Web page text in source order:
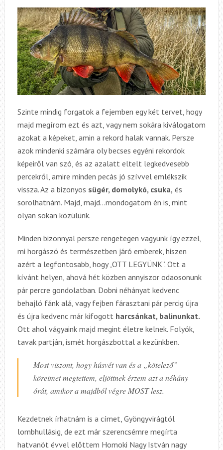
Szinte mindig forgatok a fejemben egy két tervet, hogy
majd megírom ezt és azt, vagy nem sokára kiválogatom
azokat a képeket, amin a rekord halak vannak. Persze
azok mindenki számára oly becses egyéni rekordok
képeiről van szó, és az azalatt eltelt legkedvesebb
percekről, amire minden pecás jó szívvel emlékszik
vissza. Az a bizonyos sügér, domolykó, csuka, és
sorolhatnám. Majd, majd…mondogatom én is, mint
olyan sokan közülünk.
Minden bizonnyal persze rengetegen vagyunk így ezzel,
mi horgászó és természetben járó emberek, hiszen
azért a legfontosabb, hogy „OTT LEGYÜNK”. Ott a
kívánt helyen, ahová hét közben annyiszor odaosonunk
pár percre gondolatban. Dobni néhányat kedvenc
behajló fánk alá, vagy fejben fárasztani pár percig újra
és újra kedvenc már kifogott harcsánkat, balinunkat.
Ott ahol vágyaink majd megint életre kelnek. Folyók,
tavak partján, ismét horgászbottal a kezünkben.
Most viszont, hogy húsvét van és a „kötelező”
köreimet megtettem, eljöttnek érzem azt a néhány
órát, amikor a majdból végre MOST lesz.
Kezdetnek írhatnám is a címet, Gyöngyvirágtól
lombhullásig, de ezt már szerencsémre megírta
hatvanöt évvel előttem Homoki Nagy István nagy